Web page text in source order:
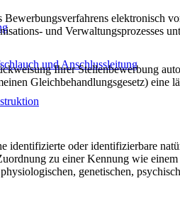
und Anschlussleitung
elektronisch
und Verwaltungsprozesses
gilt nicht, wenn aufgrund gesetzlicher
Gleichbehandlungsgesetz) eine
identifizierte oder identifizierbare
zu einer Kennung wie
genetischen,